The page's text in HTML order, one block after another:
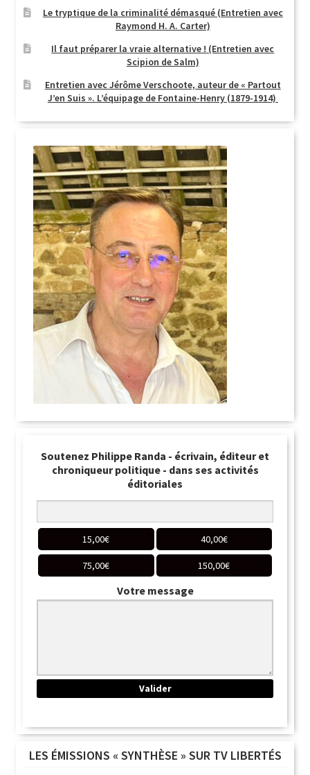
Le tryptique de la criminalité démasqué (Entretien avec
Raymond H. A. Carter)
Il faut préparer la vraie alternative ! (Entretien avec
Scipion de Salm)
Entretien avec Jérôme Verschoote, auteur de « Partout
J’en Suis ». L’équipage de Fontaine-Henry (1879-1914)
Soutenez Philippe Randa - écrivain, éditeur et
chroniqueur politique - dans ses activités
éditoriales
15,00€ 40,00€
75,00€ 150,00€
Votre message
LES ÉMISSIONS « SYNTHÈSE » SUR TV LIBERTÉS